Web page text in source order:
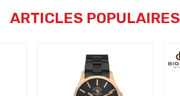
ARTICLES POPULAIRES